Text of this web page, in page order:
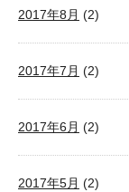
2017年8月 (2)
2017年7月 (2)
2017年6月 (2)
2017年5月 (2)